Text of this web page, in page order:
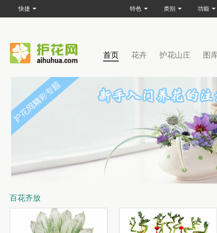
首页 花卉 护花山庄 图
百花齐放
快捷 特色 类别 功能